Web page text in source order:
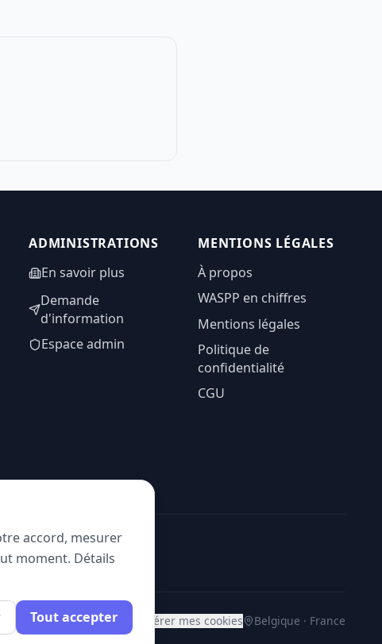
ADMINISTRATIONS
En savoir plus
Demande
d'information
Espace admin
MENTIONS LÉGALES
À propos
WASPP en chiffres
Mentions légales
Politique de
confidentialité
CGU
Gérer mes cookies Belgique · France
accord, mesurer
moment. Détails
Tout accepter